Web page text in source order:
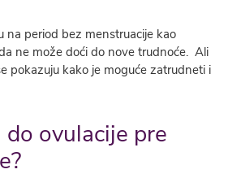
na period bez menstruacije kao
ne može doći do nove trudnoće. Ali
pokazuju kako je moguće zatrudneti i
ovulacije pre